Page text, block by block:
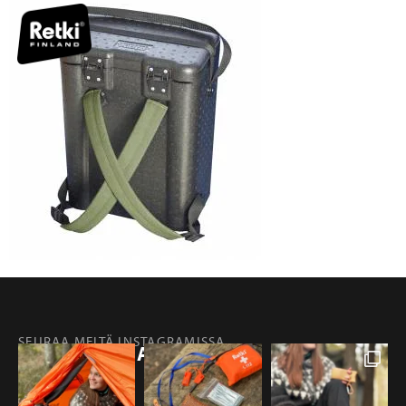
SEURAA MEITÄ INSTAGRAMISSA
@RETKIFINLAND